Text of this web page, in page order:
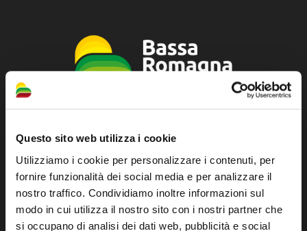
Questo sito web utilizza i cookie
Utilizziamo i cookie per personalizzare i contenuti, per
fornire funzionalità dei social media e per analizzare il
nostro traffico. Condividiamo inoltre informazioni sul
modo in cui utilizza il nostro sito con i nostri partner che
si occupano di analisi dei dati web, pubblicità e social
Piazza della Libertà, 13
48012 Bagnacavallo (RA)
Tel. +39 0545 280898